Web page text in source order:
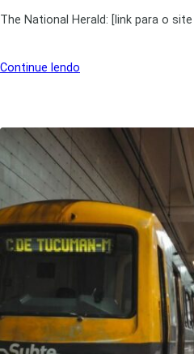
The National Herald: [link para o
Continue lendo